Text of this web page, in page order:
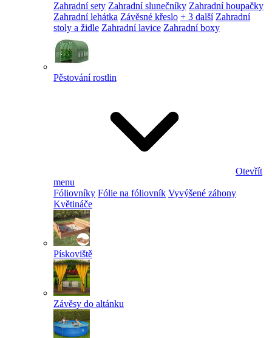
Zahradní sety Zahradní slunečníky Zahradní houpačky
Zahradní lehátka Závěsné křeslo + 3 další Zahradní
stoly a židle Zahradní lavice Zahradní boxy
Pěstování rostlin
Otevřít
menu
Fóliovníky Fólie na fóliovník Vyvýšené záhony
Květináče
Pískoviště
Závěsy do altánku